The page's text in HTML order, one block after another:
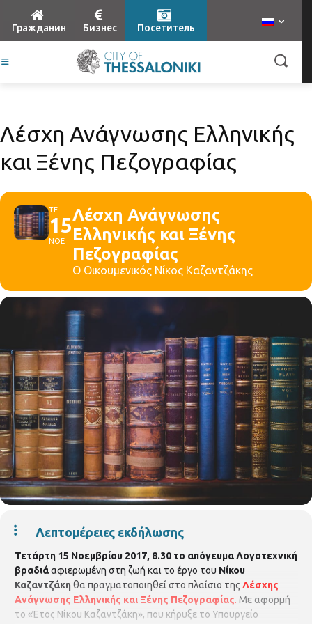
Гражданин Бизнес Посетитель
Λέσχη Ανάγνωσης Ελληνικής
και Ξένης Πεζογραφίας
ΤΕ
15
ΝΟΕ
Λέσχη Ανάγνωσης
Ελληνικής και Ξένης
Πεζογραφίας
Ο Οικουμενικός Νίκος Καζαντζάκης
Λεπτομέρειες εκδήλωσης
Τετάρτη 15 Νοεμβρίου 2017, 8.30 το απόγευμαΛογοτεχνική
βραδιάαφιερωμένη στη ζωή και το έργο του Νίκου
Καζαντζάκη θα πραγματοποιηθεί στο πλαίσιο της Λέσχης
Ανάγνωσης Ελληνικής και Ξένης Πεζογραφίας. Με αφορμή
το «Έτος Νίκου Καζαντζάκη», που κήρυξε το Υπουργείο